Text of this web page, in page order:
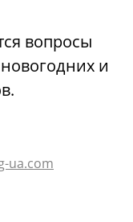
вопросы
и
ua.com